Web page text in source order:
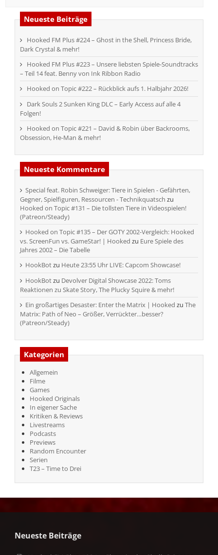
Neueste Beiträge
Hooked FM Plus #224 – Ghost in the Shell, Princess Bride,
Dark Crystal & mehr!
Hooked FM Plus #223 – Unsere liebsten Spiele-Soundtracks
– Teil 14 feat. Benny von Ink Ribbon Radio
Hooked on Topic #222 – Rückblick aufs 1. Halbjahr 2026!
Dark Souls 2 Sunken King DLC – Early Access auf alle 4
Folgen!
Hooked on Topic #221 – David & Robin über Backrooms,
Obsession, He-Man & mehr!
Neueste Kommentare
Special feat. Robin Schweiger: Tiere in Spielen - Gefährten,
Gegner, Spielfiguren, Ressourcen - Technikquatsch zu
Hooked on Topic #131 – Die tollsten Tiere in Videospielen!
(Patreon/Steady)
Hooked on Topic #135 – Der GOTY 2002-Vergleich: Hooked
vs. ScreenFun vs. GameStar! | Hooked zu Eure Spiele des
Jahres 2002 – Die Tabelle
HookBotzu Heute 23:55 Uhr LIVE: Capcom Showcase!
HookBotzu Devolver Digital Showcase 2022: Toms
Reaktionen zu Skate Story, The Plucky Squire & mehr!
Ein großartiges Desaster: Enter the Matrix | Hooked zu The
Matrix: Path of Neo – Größer, Verrückter…besser?
(Patreon/Steady)
Kategorien
Allgemein
Filme
Games
Hooked Originals
In eigener Sache
Kritiken & Reviews
Livestreams
Podcasts
Previews
Random Encounter
Serien
T23 – Time to Drei
Neueste Beiträge